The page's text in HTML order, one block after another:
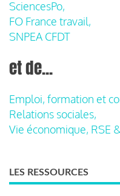
SciencesPo,
FO France travail,
SNPEA CFDT
et de...
Emploi, formation et
Relations sociales,
Vie économique, RSE
LES RESSOURCES